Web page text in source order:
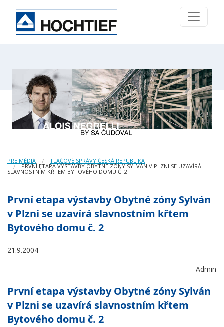
PRE MÉDIÁ TLAČOVÉ SPRÁVY ČESKÁ REPUBLIKA
PRVNÍ ETAPA VÝSTAVBY OBYTNÉ ZÓNY SYLVÁN V PLZNI SE UZAVÍRÁ
SLAVNOSTNÍM KŘTEM BYTOVÉHO DOMU Č. 2
První etapa výstavby Obytné zóny Sylván
v Plzni se uzavírá slavnostním křtem
Bytového domu č. 2
21.9.2004
Admin
První etapa výstavby Obytné zóny Sylván
v Plzni se uzavírá slavnostním křtem
Bytového domu č. 2